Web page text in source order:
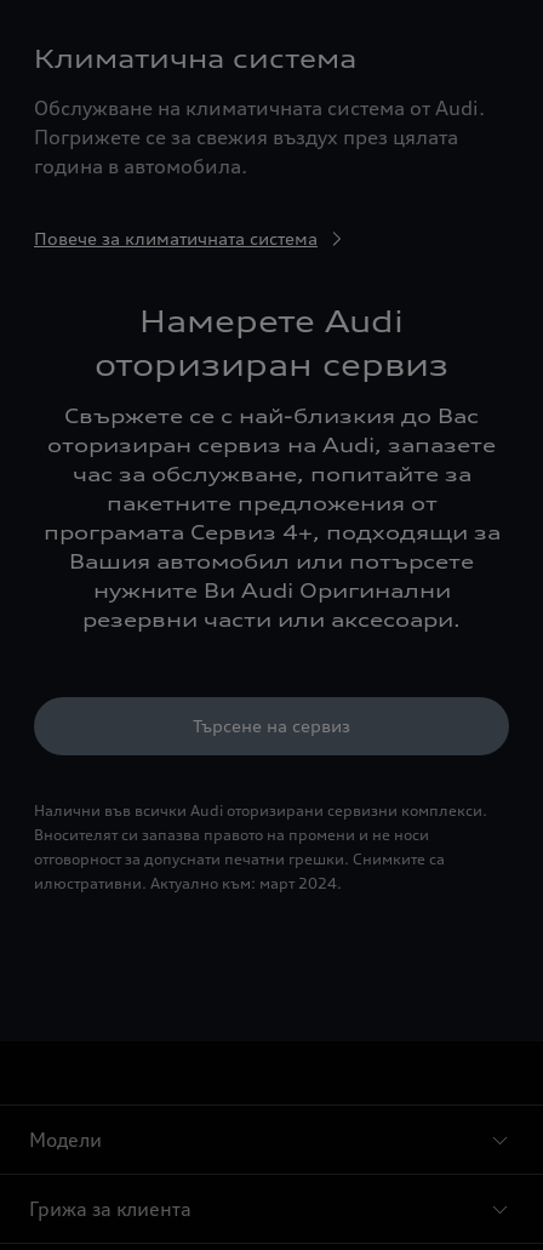
Климатична система
Обслужване на климатичната система от Audi.
Погрижете се за свежия въздух през цялата
година в автомобила.
Повече за климатичната система
Намерете Audi
оторизиран сервиз
Свържете се с най-близкия до Вас
оторизиран сервиз на Audi, запазете
час за обслужване, попитайте за
пакетните предложения от
програмата Сервиз 4+, подходящи за
Вашия автомобил или потърсете
нужните Ви Audi Оригинални
резервни части или аксесоари.
Търсене на сервиз
Налични във всички Audi оторизирани сервизни комплекси.
Вносителят си запазва правото на промени и не носи
отговорност за допуснати печатни грешки. Снимките са
илюстративни. Актуално към: март 2024.
Модели
Грижа за клиента